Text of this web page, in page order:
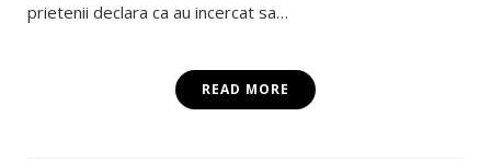
prietenii declara ca au incercat sa…
READ MORE